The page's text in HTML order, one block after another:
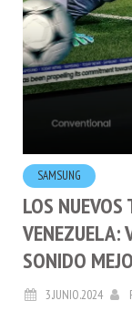
SAMSUNG
LOS NUEVOS
VENEZUELA:
SONIDO
3.JUNIO.2024